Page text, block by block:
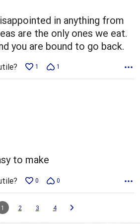
in anything from
are the only ones we eat.
you are bound to go back.
1 1
to make
0 0
1 2 3 4